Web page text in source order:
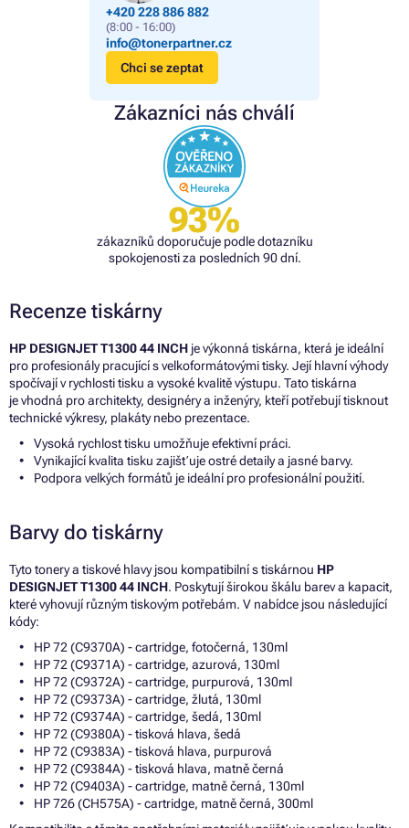
+420 228 886 882
(8:00 - 16:00)
info@tonerpartner.cz
Chci se zeptat
Zákazníci nás chválí
93%
zákazníků doporučuje podle dotazníku
spokojenosti za posledních 90 dní.
Recenze tiskárny
HP DESIGNJET T1300 44 INCH je výkonná tiskárna, která je ideální
pro profesionály pracující s velkoformátovými tisky. Její hlavní výhody
spočívají v rychlosti tisku a vysoké kvalitě výstupu. Tato tiskárna
je vhodná pro architekty, designéry a inženýry, kteří potřebují tisknout
technické výkresy, plakáty nebo prezentace.
Vysoká rychlost tisku umožňuje efektivní práci.
Vynikající kvalita tisku zajišťuje ostré detaily a jasné barvy.
Podpora velkých formátů je ideální pro profesionální použití.
Barvy do tiskárny
Tyto tonery a tiskové hlavy jsou kompatibilní s tiskárnou HP
DESIGNJET T1300 44 INCH. Poskytují širokou škálu barev a kapacit,
které vyhovují různým tiskovým potřebám. V nabídce jsou následující
kódy:
HP 72 (C9370A) - cartridge, fotočerná, 130ml
HP 72 (C9371A) - cartridge, azurová, 130ml
HP 72 (C9372A) - cartridge, purpurová, 130ml
HP 72 (C9373A) - cartridge, žlutá, 130ml
HP 72 (C9374A) - cartridge, šedá, 130ml
HP 72 (C9380A) - tisková hlava, šedá
HP 72 (C9383A) - tisková hlava, purpurová
HP 72 (C9384A) - tisková hlava, matně černá
HP 72 (C9403A) - cartridge, matně černá, 130ml
HP 726 (CH575A) - cartridge, matně černá, 300ml